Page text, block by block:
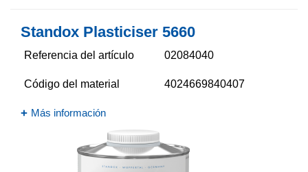
Standox Plasticiser 5660​
Referencia del artículo 02084040
Código del material 4024669840407
Más información